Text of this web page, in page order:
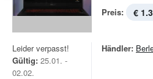
Preis: €
Leider verpasst!
Gültig: 25.01. -
02.02.
Händler: